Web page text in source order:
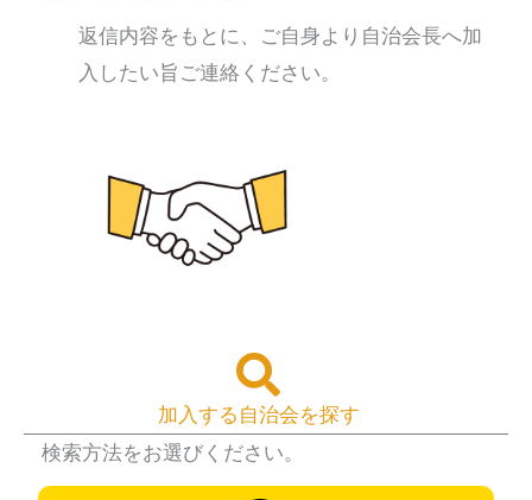
返信内容をもとに、ご自身より自治会長へ加
入したい旨ご連絡ください。
加入する自治会を探す
検索方法をお選びください。